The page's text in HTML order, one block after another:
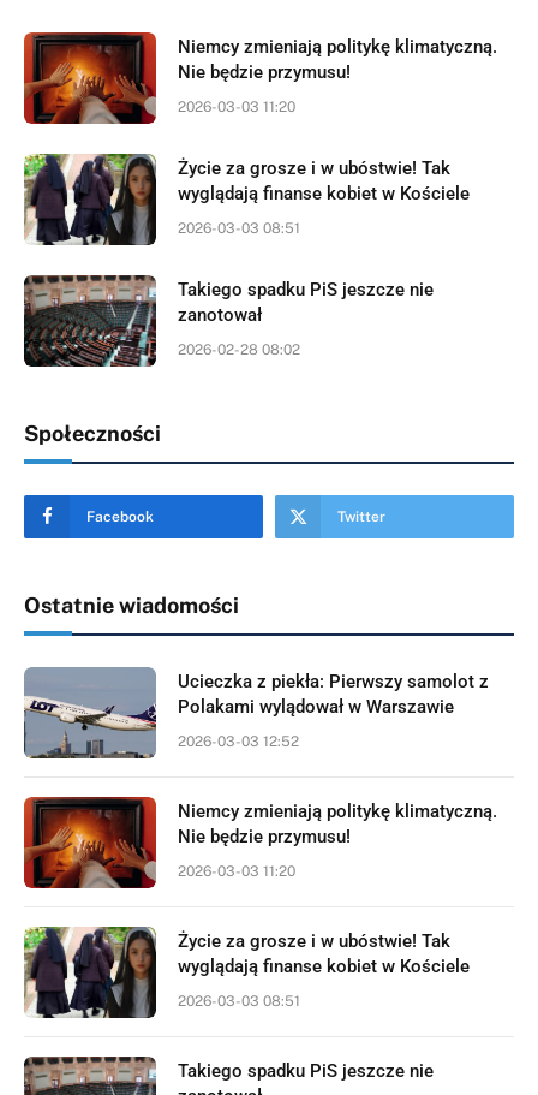
Niemcy zmieniają politykę klimatyczną.
Nie będzie przymusu!
2026-03-03 11:20
Życie za grosze i w ubóstwie! Tak
wyglądają finanse kobiet w Kościele
2026-03-03 08:51
Takiego spadku PiS jeszcze nie
zanotował
2026-02-28 08:02
Społeczności
Facebook Twitter
Ostatnie wiadomości
Ucieczka z piekła: Pierwszy samolot z
Polakami wylądował w Warszawie
2026-03-03 12:52
Niemcy zmieniają politykę klimatyczną.
Nie będzie przymusu!
2026-03-03 11:20
Życie za grosze i w ubóstwie! Tak
wyglądają finanse kobiet w Kościele
2026-03-03 08:51
Takiego spadku PiS jeszcze nie